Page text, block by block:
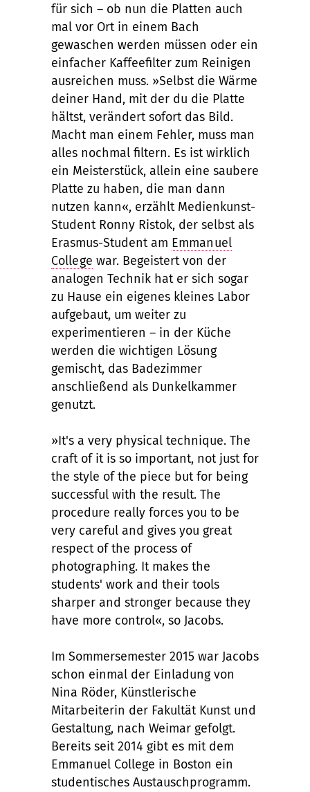
für sich – ob nun die Platten auch
mal vor Ort in einem Bach
gewaschen werden müssen oder ein
einfacher Kaffeefilter zum Reinigen
ausreichen muss. »Selbst die Wärme
deiner Hand, mit der du die Platte
hältst, verändert sofort das Bild.
Macht man einem Fehler, muss man
alles nochmal filtern. Es ist wirklich
ein Meisterstück, allein eine saubere
Platte zu haben, die man dann
nutzen kann«, erzählt Medienkunst-
Student Ronny Ristok, der selbst als
Erasmus-Student am Emmanuel
College war. Begeistert von der
analogen Technik hat er sich sogar
zu Hause ein eigenes kleines Labor
aufgebaut, um weiter zu
experimentieren – in der Küche
werden die wichtigen Lösung
gemischt, das Badezimmer
anschließend als Dunkelkammer
genutzt.
»It's a very physical technique. The
craft of it is so important, not just for
the style of the piece but for being
successful with the result. The
procedure really forces you to be
very careful and gives you great
respect of the process of
photographing. It makes the
students' work and their tools
sharper and stronger because they
have more control«, so Jacobs.
Im Sommersemester 2015 war Jacobs
schon einmal der Einladung von
Nina Röder, Künstlerische
Mitarbeiterin der Fakultät Kunst und
Gestaltung, nach Weimar gefolgt.
Bereits seit 2014 gibt es mit dem
Emmanuel College in Boston ein
studentisches Austauschprogramm.